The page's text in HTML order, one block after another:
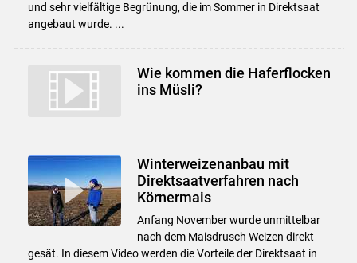
und sehr vielfältige Begrünung, die im Sommer in Direktsaat
angebaut wurde. ...
Wie kommen die Haferflocken
ins Müsli?
Winterweizenanbau mit
Direktsaatverfahren nach
Körnermais
Anfang November wurde unmittelbar
nach dem Maisdrusch Weizen direkt
gesät. In diesem Video werden die Vorteile der Direktsaat in